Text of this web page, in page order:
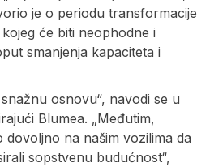
je o periodu transformacije
će biti neophodne i
smanjenja kapaciteta i
osnovu“, navodi se u
Blumea. „Međutim,
na našim vozilima da
sopstvenu budućnost“,